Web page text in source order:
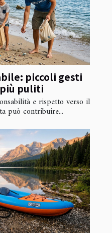
piccoli gesti
puliti
e rispetto verso il
può contribuire...